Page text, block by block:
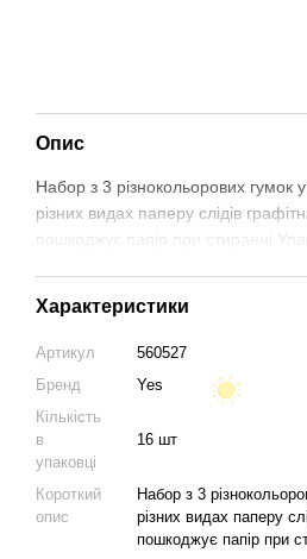
Опис
Набор з 3 різнокольорових гумок
різних видах паперу слідів
пошкоджує папір при
Характеристики
Артикул
560527
Бренд
Yes
Кількість
в
упаковці
16 шт
Короткий
опис
Набор з 3
різних видах паперу
пошкоджує папір при